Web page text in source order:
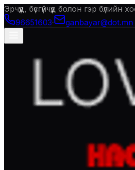
Эрчүүд, бүсгүйчүүд болон гэр
96651603· ganbayar@dot.mn